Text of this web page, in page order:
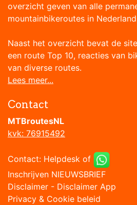
overzicht geven van alle
mountainbikeroutes in
Naast het overzicht bevat de
een route Top 10, reacties van
van diverse routes.
Lees meer...
Contact
MTBroutesNL
kvk: 76915492
Contact: Helpdesk of
Inschrijven NIEUWSBRIEF
Disclaimer - Disclaimer App
Privacy & Cookie beleid